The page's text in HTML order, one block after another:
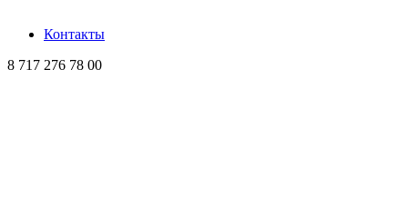
Контакты
8 717 276 78 00